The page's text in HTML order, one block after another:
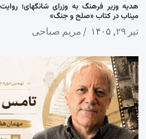
هدیه وزیر فرهنگ به وزرای شانگهای؛
میناب در کتاب «صلح و جنگ»
تیر ۲۹, ۱۴۰۵ مریم صباحی